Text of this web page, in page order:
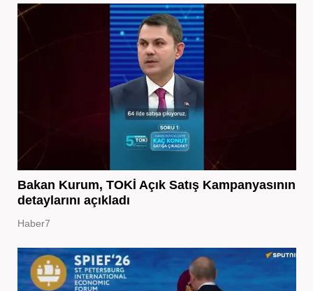
Bakan Kurum, TOKİ Açık Satış Kampanyasının
detaylarını açıkladı
Haber7